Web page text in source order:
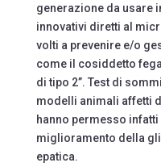
generazione da usare
innovativi diretti al
volti a prevenire e/o
come il cosiddetto
di tipo 2”. Test di
modelli animali affetti
hanno permesso
miglioramento della
epatica.